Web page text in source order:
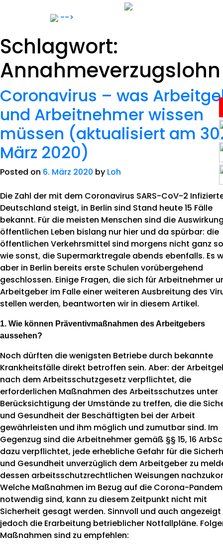
-->
Anwälte
Notar
Karriere
News
Schlagwort:
Annahmeverzugslohn
Coronavirus – was
und Arbeitnehmer wissen
müssen (aktualisiert am
März 2020)
Posted on 6. März 2020 by Loh
Die Zahl der mit dem Coronavirus SARS-CoV-2
Deutschland steigt, in Berlin sind Stand heute 15 Fälle
bekannt. Für die meisten Menschen sind die
öffentlichen Leben bislang nur hier und da spürbar: die
öffentlichen Verkehrsmittel sind morgens nicht ganz
wie sonst, die Supermarktregale abends ebenfalls. Es
aber in Berlin bereits erste Schulen vorübergehend
geschlossen. Einige Fragen, die sich für Arbeitnehmer
Arbeitgeber im Falle einer weiteren Ausbreitung des
stellen werden, beantworten wir in diesem Artikel.
1. Wie können Präventivmaßnahmen des Arbeitgebers
aussehen?
Noch dürften die wenigsten Betriebe durch bekannte
Krankheitsfälle direkt betroffen sein. Aber: der
nach dem Arbeitsschutzgesetz verpflichtet, die
erforderlichen Maßnahmen des Arbeitsschutzes unter
Berücksichtigung der Umstände zu treffen, die die
und Gesundheit der Beschäftigten bei der Arbeit
gewährleisten und ihm möglich und zumutbar sind. Im
Gegenzug sind die Arbeitnehmer gemäß §§ 15, 16
dazu verpflichtet, jede erhebliche Gefahr für die
und Gesundheit unverzüglich dem Arbeitgeber zu
dessen arbeitsschutzrechtlichen Weisungen
Welche Maßnahmen im Bezug auf die Corona-
notwendig sind, kann zu diesem Zeitpunkt nicht mit
Sicherheit gesagt werden. Sinnvoll und auch
jedoch die Erarbeitung betrieblicher Notfallpläne.
Maßnahmen sind zu empfehlen: